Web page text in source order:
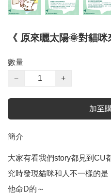
《 原來曬太陽🌞對貓
數量
−
+
加至
簡介
大家有看我們story都見到CU
究時發現貓咪和人不一樣的
他命D的～